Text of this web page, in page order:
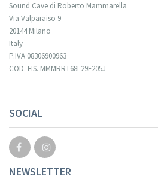
Sound Cave di Roberto Mammarella
Via Valparaiso 9
20144 Milano
Italy
P.IVA 08306900963
COD. FIS. MMMRRT68L29F205J
SOCIAL
NEWSLETTER